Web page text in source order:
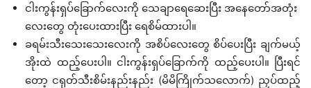
ငါးကွန်းရှပ်ခြောက်လေးကို သေချာရေဆေးပြီး အနေတော်အတုံး
လေးတွေ တုံးပေးထားပြီး ရေစိမ်ထားပါ။
ခရမ်းသီးသေးသေးလေးကို အစိပ်လေးတွေ စိပ်ပေးပြီး ချက်မယ့်
အိုးထဲ ထည့်ပေးပါ။ ငါးကွန်းရှပ်ခြောက်ကို ထည့်ပေးပါ။ ပြီးရင်
တော့ ငရုတ်သီးစိမ်းနည်းနည်း (မိမိကြိုက်သလောက်) ညှပ်ထည့်